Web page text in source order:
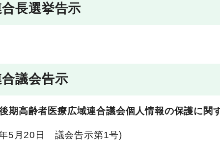
長選挙告示
議会告示
期高齢者医療広域連合議会個人情報の保護に関
5月20日 議会告示第1号)